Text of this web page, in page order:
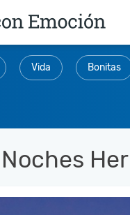
Vida Bonitas